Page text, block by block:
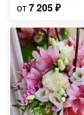
от7 205₽